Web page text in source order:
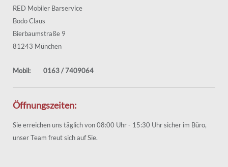
RED Mobiler Barservice
Bodo Claus
Bierbaumstraße 9
81243 München
Mobil: 0163 / 7409064
Öffnungszeiten:
Sie erreichen uns täglich von 08:00 Uhr - 15:30 Uhr sicher im Büro,
unser Team freut sich auf Sie.